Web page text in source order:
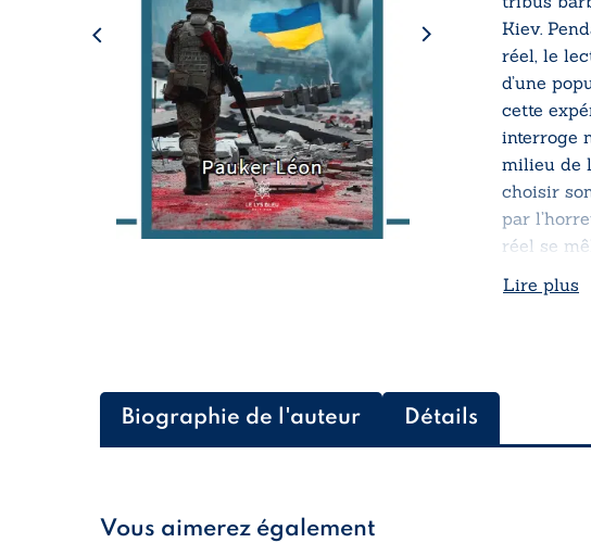
Kiev.
réel, le
d’une
cette
interroge
milieu de
choisir
par
réel se
Lire plus
Biographie de l'auteur Détails
Vous aimerez également